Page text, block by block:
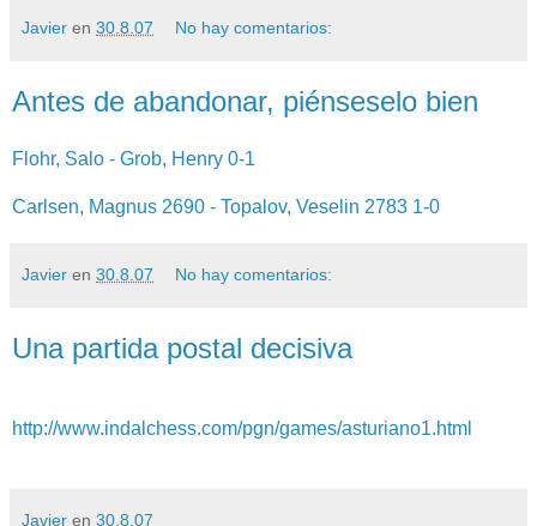
Javier en 30.8.07 No hay comentarios:
Antes de abandonar, piénseselo bien
Flohr, Salo - Grob, Henry 0-1
Carlsen, Magnus 2690 - Topalov, Veselin 2783 1-0
Javier en 30.8.07 No hay comentarios:
Una partida postal decisiva
http://www.indalchess.com/pgn/games/asturiano1.html
Javier en 30.8.07